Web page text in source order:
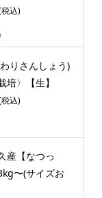
込)
りさんしょう)
培〉【生】
込)
産【なつっ
〜(サイズお